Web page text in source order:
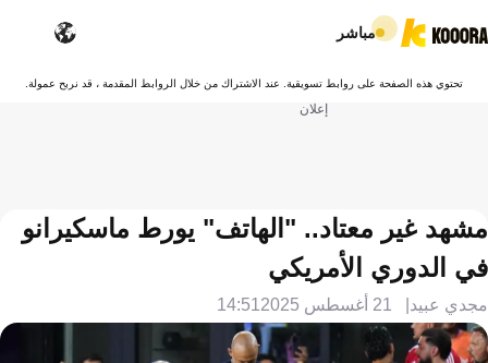
مباشر
تحتوي هذه الصفحة على روابط تسويقية. عند الاشتراك من خلال الروابط المقدمة ، قد نربح عمولة.
إعلان
مشهد غير معتاد.. "الهاتف" يورط ماسكيرانو
في الدوري الأمريكي
مجدي عبيد 21 أغسطس 2025 14:51